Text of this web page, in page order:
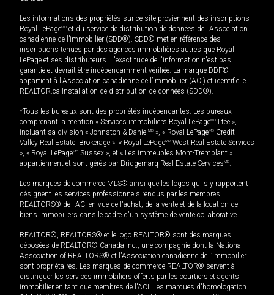
Les informations des propriétés sur ce site proviennent des inscriptions
Royal LePageMD et du service de distribution de données de l'Association
canadienne de l’immobilier (SDD®). SDD® met en référence des
inscriptions tenues par des agences immobilières autres que Royal
LePage et ses distributeurs. L'exactitude de l'information n'est pas
garantie et devrait être indépendamment vérifiée. La marque DDF®
appartient à l'Association canadienne de l’immobilier (ACI) et identifie le
REALTOR.ca Installation de distribution de données (SDD®).
*Tous les bureaux sont des propriétés indépendantes. Les bureaux
comprenant la mention « Services immobiliers Royal LePageMD Ltée »,
incluant sa division « Johnston & Daniel MD », « Royal LePageMD Credit
Valley Real Estate, Brokerage », « Royal LePageMD West Real Estate Services
», « Royal LePageMD Sussex », et « Les immeubles Mont-Tremblant »
appartiennent et sont gérés par Bridgemarq Real Estate ServicesMD.
Les marques de commerce MLS® ainsi que les logos qui s'y rapportent
désignent les services professionnels rendus par les membres
REALTORS® de l'ACI en vue de l'achat, de la vente et de la location de
biens immobiliers dans le cadre d'un système de vente collaborative.
REALTOR®, REALTORS® et le logo REALTOR® sont des marques
déposées de REALTOR® Canada Inc., une compagnie dont la National
Association of REALTORS® et l'Association canadienne de l’immobilier
sont propriétaires. Les marques de commerce REALTOR® servent à
distinguer les services immobiliers offerts par les courtiers et agents
immobilier en tant que membres de l'ACI. Les marques d'homologation